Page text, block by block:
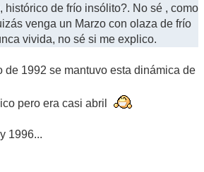
histórico de frío insólito?. No sé , como
venga un Marzo con olaza de frío
vivida, no sé si me explico.
de 1992 se mantuvo esta dinámica de
pero era casi abril
1996...